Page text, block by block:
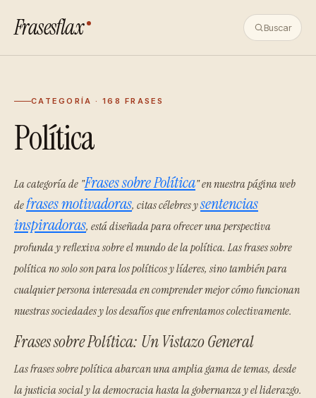
Frasesflax Buscar
CATEGORÍA · 168 FRASES
Política
La categoría de "Frases sobre Política" en nuestra página web
defrases motivadoras, citas célebres ysentencias
inspiradoras, está diseñada para ofrecer una perspectiva
profunda y reflexiva sobre el mundo de la política. Las frases sobre
política no solo son para los políticos y líderes, sino también para
cualquier persona interesada en comprender mejor cómo funcionan
nuestras sociedades y los desafíos que enfrentamos colectivamente.
Frases sobre Política: Un Vistazo General
Las frases sobre política abarcan una amplia gama de temas, desde
la justicia social y la democracia hasta la gobernanza y el liderazgo.